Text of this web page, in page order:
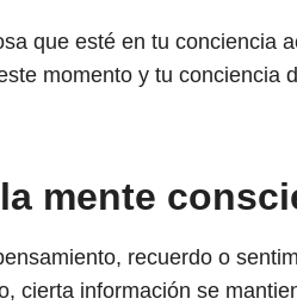
que esté en tu conciencia
momento y tu conciencia
mente
recuerdo o
cierta información se